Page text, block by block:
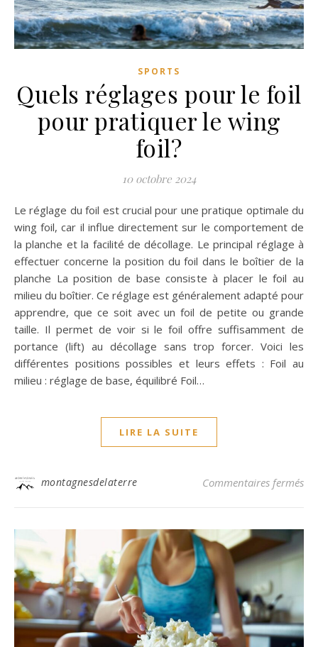
SPORTS
Quels réglages pour le foil
pour pratiquer le wing
foil?
10 octobre 2024
Le réglage du foil est crucial pour une pratique optimale du
wing foil, car il influe directement sur le comportement de
la planche et la facilité de décollage. Le principal réglage à
effectuer concerne la position du foil dans le boîtier de la
planche La position de base consiste à placer le foil au
milieu du boîtier. Ce réglage est généralement adapté pour
apprendre, que ce soit avec un foil de petite ou grande
taille. Il permet de voir si le foil offre suffisamment de
portance (lift) au décollage sans trop forcer. Voici les
différentes positions possibles et leurs effets : Foil au
milieu : réglage de base, équilibré Foil…
LIRE LA SUITE
montagnesdelaterre Commentaires fermés